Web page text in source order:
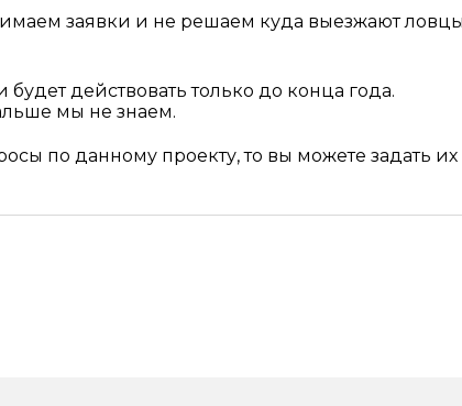
заявки и не решаем куда выезжают
действовать только до конца года.
мы не знаем.
по данному проекту, то вы можете задать